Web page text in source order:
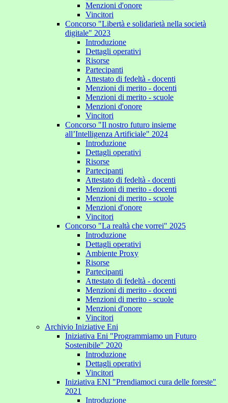
Menzioni d'onore
Vincitori
Concorso "Libertà e solidarietà nella società
digitale" 2023
Introduzione
Dettagli operativi
Risorse
Partecipanti
Attestato di fedeltà - docenti
Menzioni di merito - docenti
Menzioni di merito - scuole
Menzioni d'onore
Vincitori
Concorso "Il nostro futuro insieme
all’Intelligenza Artificiale" 2024
Introduzione
Dettagli operativi
Risorse
Partecipanti
Attestato di fedeltà - docenti
Menzioni di merito - docenti
Menzioni di merito - scuole
Menzioni d'onore
Vincitori
Concorso "La realtà che vorrei" 2025
Introduzione
Dettagli operativi
Ambiente Proxy
Risorse
Partecipanti
Attestato di fedeltà - docenti
Menzioni di merito - docenti
Menzioni di merito - scuole
Menzioni d'onore
Vincitori
Archivio Iniziative Eni
Iniziativa Eni "Programmiamo un Futuro
Sostenibile" 2020
Introduzione
Dettagli operativi
Vincitori
Iniziativa ENI "Prendiamoci cura delle foreste"
2021
Introduzione